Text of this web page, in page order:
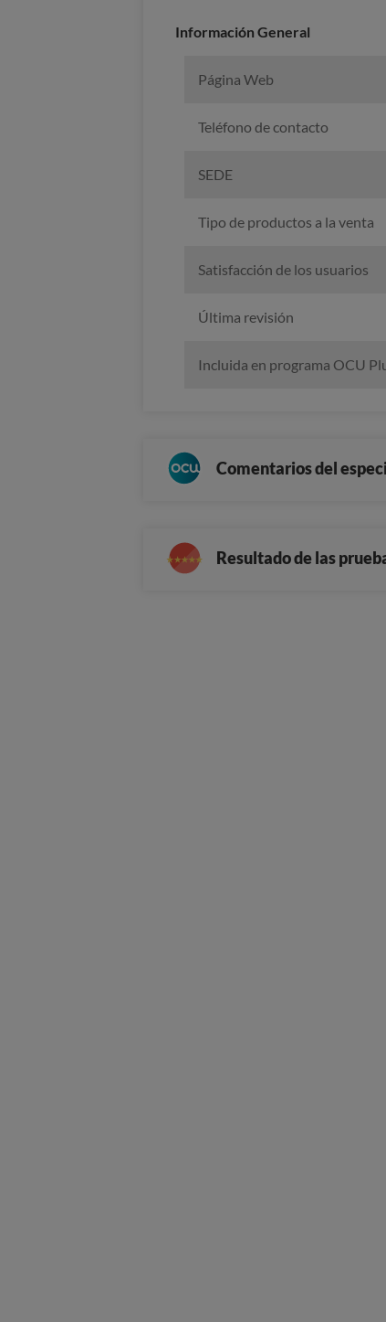
Información General
Página Web
Teléfono de contacto
SEDE
Tipo de productos a la venta
Satisfacción de los usuarios
Última revisión
Incluida en programa OCU
Comentarios del
Resultado de las